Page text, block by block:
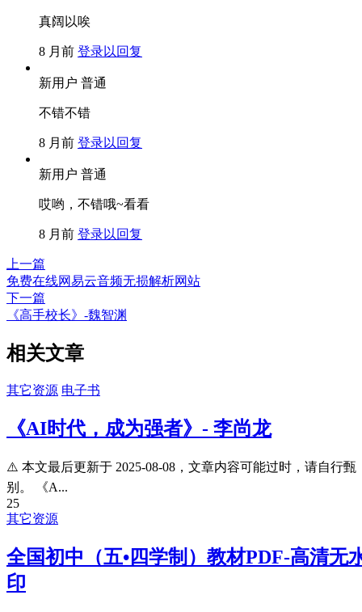
真阔以唉
8 月前 登录以回复
新用户 普通
不错不错
8 月前 登录以回复
新用户 普通
哎哟，不错哦~看看
8 月前 登录以回复
上一篇
免费在线网易云音频无损解析网站
下一篇
《高手校长》-魏智渊
相关文章
其它资源 电子书
《AI时代，成为强者》- 李尚龙
⚠️ 本文最后更新于 2025-08-08，文章内容可能过时，请自行甄
别。 《A...
25
其它资源
全国初中（五•四学制）教材PDF-高清无
印